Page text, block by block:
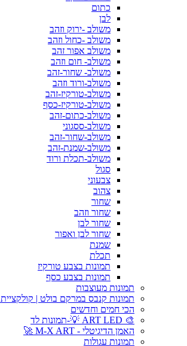
כתום
לבן
משולב -ירוק וזהב
משולב -כחול וזהב
משולב אפור זהב
משולב- חום וזהב
משולב- שחור-זהב
משולב-ורוד וזהב
משולב-טורקיז-זהב
משולב-טורקיז-כסף
משולב-כתום-זהב
משולב-ססגוני
משולב-שחור-זהב
משולב-שמנת-זהב
משולב-תכלת ורוד
סגול
צבעוני
צהוב
שחור
שחור וזהב
שחור לבן
שחור לבן ואפור
שמנת
תכלת
תמונות בצבע טורקיז
תמונות בצבע כסף
תמונות מעוצבות
תמונות קנבס במרקם בולט | קולקציית Art Touch
הכי חמים וחדשים
🎨 ART LED 💡-תמונות לד
האמן הדיגיטלי - M-X ART 🚀
תמונות עגולות